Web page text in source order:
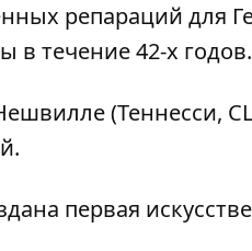
репараций для
в течение 42-х годов.
(Теннесси,
первая